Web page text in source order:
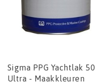
Sigma PPG Yachtlak 50
Ultra - Maakkleuren